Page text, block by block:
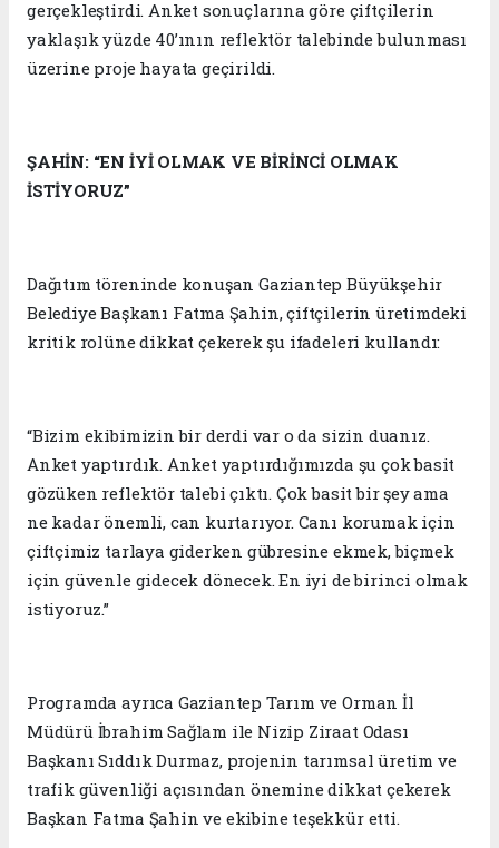
gerçekleştirdi. Anket sonuçlarına göre çiftçilerin
yaklaşık yüzde 40’ının reflektör talebinde bulunması
üzerine proje hayata geçirildi.
ŞAHİN: “EN İYİ OLMAK VE BİRİNCİ OLMAK
İSTİYORUZ”
Dağıtım töreninde konuşan Gaziantep Büyükşehir
Belediye Başkanı Fatma Şahin, çiftçilerin üretimdeki
kritik rolüne dikkat çekerek şu ifadeleri kullandı:
“Bizim ekibimizin bir derdi var o da sizin duanız.
Anket yaptırdık. Anket yaptırdığımızda şu çok basit
gözüken reflektör talebi çıktı. Çok basit bir şey ama
ne kadar önemli, can kurtarıyor. Canı korumak için
çiftçimiz tarlaya giderken gübresine ekmek, biçmek
için güvenle gidecek dönecek. En iyi de birinci olmak
istiyoruz.”
Programda ayrıca Gaziantep Tarım ve Orman İl
Müdürü İbrahim Sağlam ile Nizip Ziraat Odası
Başkanı Sıddık Durmaz, projenin tarımsal üretim ve
trafik güvenliği açısından önemine dikkat çekerek
Başkan Fatma Şahin ve ekibine teşekkür etti.